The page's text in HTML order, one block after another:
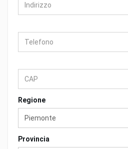
Regione
Piemonte
Provincia